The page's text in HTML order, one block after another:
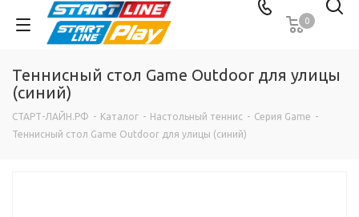
0
Теннисный стол Game Outdoor для улицы
(синий)
СТАРТ-ЛАЙН.РФ - Каталог - Настольный теннис - Серия Game -
Теннисный стол Game Outdoor для улицы (синий)